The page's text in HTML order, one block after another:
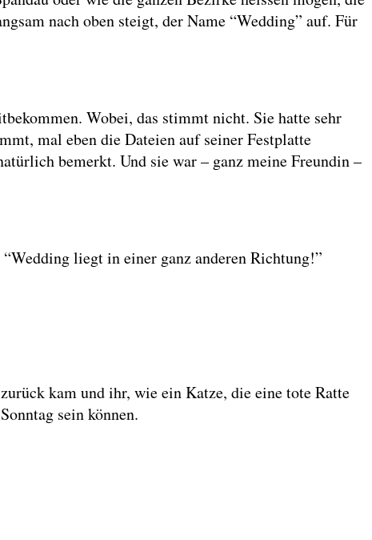
nach oben steigt, der Name “Wedding” auf. Für
Wobei, das stimmt nicht. Sie hatte sehr
mal eben die Dateien auf seiner Festplatte
bemerkt. Und sie war – ganz meine Freundin –
liegt in einer ganz anderen Richtung!”
kam und ihr, wie ein Katze, die eine tote Ratte
sein können.